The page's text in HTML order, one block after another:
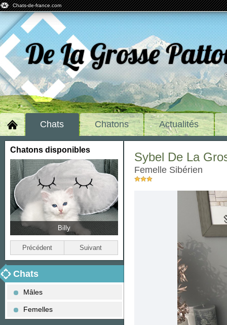
Chats-de-france.com
De La Grosse
Chats Chatons Actualités
Chatons disponibles
Billy
Précédent Suivant
Chats
Mâles
Femelles
Sybel De La
femelle Sibérien